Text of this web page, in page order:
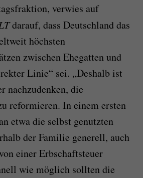
verwies auf
darauf, dass Deutschland das
höchsten
zwischen Ehegatten und
Linie“ sei. „Deshalb ist
nachzudenken, die
reformieren. In einem ersten
etwa die selbst genutzten
der Familie generell, auch
einer Erbschaftsteuer
wie möglich sollten die